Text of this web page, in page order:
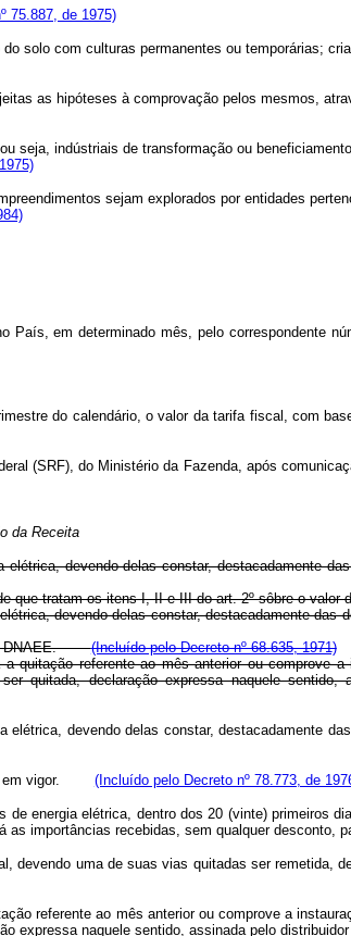
75.887, de 1975)
solo com culturas permanentes ou temporárias;
as hipóteses à comprovação pelos mesmos,
seja, indústriais de transformação ou
sejam explorados por entidades
País, em determinado mês, pelo correspondente
do calendário, o valor da tarifa fiscal, com
(SRF), do Ministério da Fazenda, após
da Receita
devendo delas constar, destacadamente
tratam os itens I, II e III do art. 2º sôbre o valor
devendo delas constar, destacadamente das
- DNAEE.(Incluído pelo Decreto nº 68.635, 1971)
quitação referente ao mês anterior ou comprove
quitada, declaração expressa naquele sentido,
devendo delas constar, destacadamente
em vigor. (Incluído pelo Decreto nº 78.773, de
energia elétrica, dentro dos 20 (vinte) primeiros
importâncias recebidas, sem qualquer desconto,
uma de suas vias quitadas ser remetida,
referente ao mês anterior ou comprove a
expressa naquele sentido, assinada pelo